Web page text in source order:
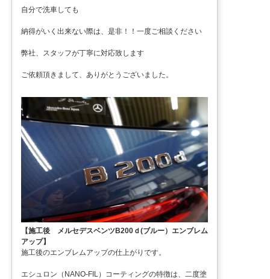
自分で洗車しても
納得がいく出来ない際は、是非！！一度ご相談ください
弊社、スタッフが丁寧に対応致します
ご依頼頂きまして、ありがとうございました。
【施工後 メルセデスベンツB200ｄ(ブルー）エンブレム
アップ】
施工後のエンブレムアップの仕上がりです。
エシュロン（NANO-FIL）コーティングの特徴は、二度塗